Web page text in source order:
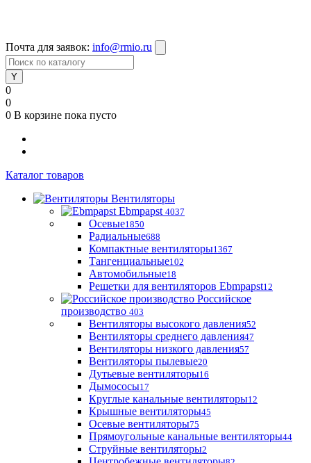
Почта для заявок: info@rmio.ru
0
0
0 В корзине пока пусто
Каталог товаров
Вентиляторы
Ebmpapst 4037
Осевые1850
Радиальные688
Компактные вентиляторы1367
Тангенциальные102
Автомобильные18
Решетки для вентиляторов Ebmpapst12
Российское
производство 403
Вентиляторы высокого давления52
Вентиляторы среднего давления47
Вентиляторы низкого давления57
Вентиляторы пылевые20
Дутьевые вентиляторы16
Дымососы17
Круглые канальные вентиляторы12
Крышные вентиляторы45
Осевые вентиляторы75
Прямоугольные канальные вентиляторы44
Струйные вентиляторы2